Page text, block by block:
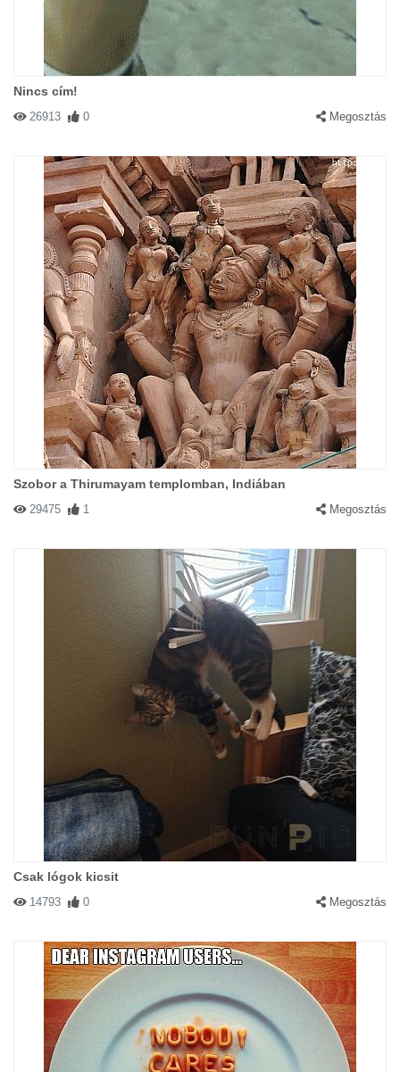
Nincs cím!
26913 0 Megosztás
Szobor a Thirumayam templomban, Indiában
29475 1 Megosztás
Csak lógok kicsit
14793 0 Megosztás